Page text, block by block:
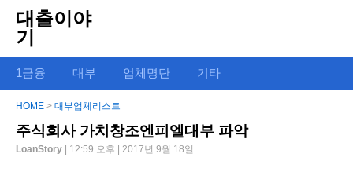
대출이야
기
1금융 대부 업체명단 기타
HOME > 대부업체리스트
주식회사 가치창조엔피엘대부 파악
LoanStory | 12:59 오후 | 2017년 9월 18일